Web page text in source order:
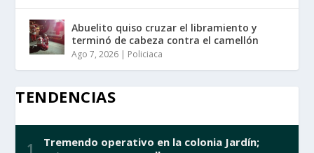
Abuelito quiso cruzar el libramiento y
terminó de cabeza contra el camellón
Ago 7, 2026 | Policiaca
TENDENCIAS